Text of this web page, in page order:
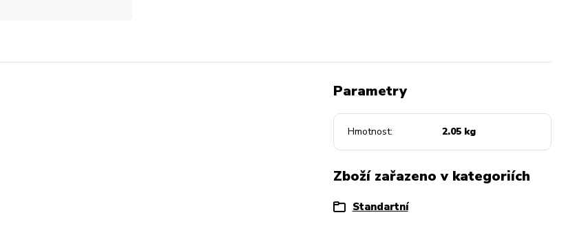
Parametry
Hmotnost 2.05 kg
Zboží zařazeno v kategoriích
Standartní